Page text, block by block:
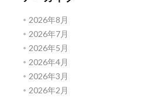
2026年8月
2026年7月
2026年5月
2026年4月
2026年3月
2026年2月